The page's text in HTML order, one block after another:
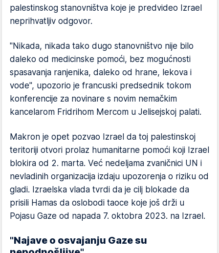
palestinskog stanovništva koje je predvideo Izrael
neprihvatljiv odgovor.
"Nikada, nikada tako dugo stanovništvo nije bilo
daleko od medicinske pomoći, bez mogućnosti
spasavanja ranjenika, daleko od hrane, lekova i
vode", upozorio je francuski predsednik tokom
konferencije za novinare s novim nemačkim
kancelarom Fridrihom Mercom u Jelisejskoj palati.
Makron je opet pozvao Izrael da toj palestinskoj
teritoriji otvori prolaz humanitarne pomoći koji Izrael
blokira od 2. marta. Već nedeljama zvaničnici UN i
nevladinih organizacija izdaju upozorenja o riziku od
gladi. Izraelska vlada tvrdi da je cilj blokade da
prisili Hamas da oslobodi taoce koje još drži u
Pojasu Gaze od napada 7. oktobra 2023. na Izrael.
"Najave o osvajanju Gaze su